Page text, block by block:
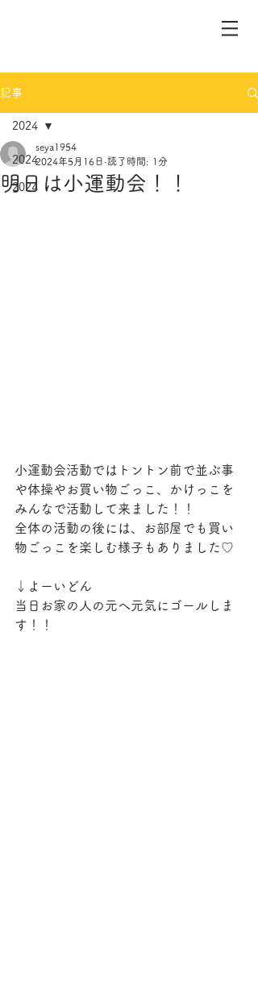
記事
2024
2024
2024
明日は小運動会！！
seya1954
2024年5月16日 読了時間: 1分
小運動会活動ではトントン前で並ぶ事
や体操やお買い物ごっこ、かけっこを
みんなで活動して来ました！！
全体の活動の後には、お部屋でも買い
物ごっこを楽しむ様子もありました♡
↓よーいどん
当日お家の人の元へ元気にゴールしま
す！！